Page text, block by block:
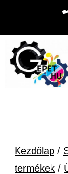
tartalomba
Kezdőlap /
termékek /